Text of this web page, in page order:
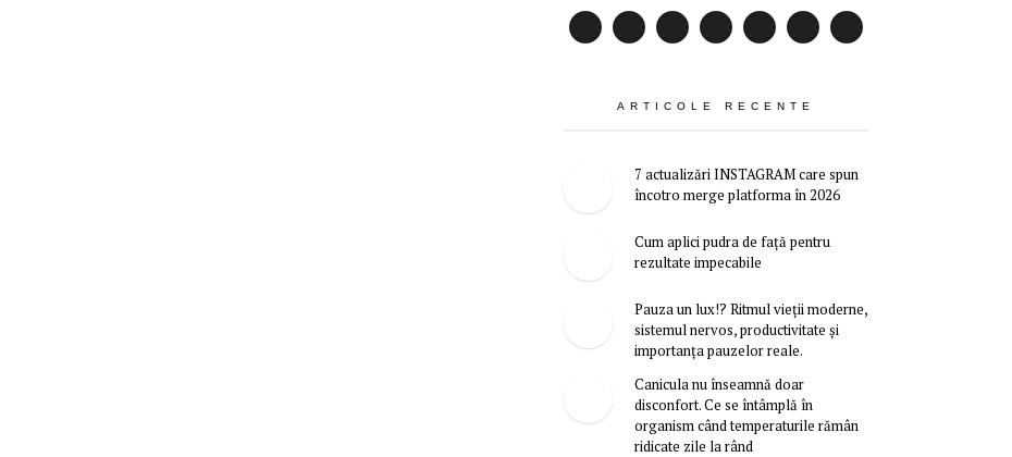
ARTICOLE RECENTE
7 actualizări INSTAGRAM care spun
încotro merge platforma în 2026
Cum aplici pudra de față pentru
rezultate impecabile
Pauza un lux!? Ritmul vieții moderne,
sistemul nervos, productivitate și
importanța pauzelor reale.
Canicula nu înseamnă doar
disconfort. Ce se întâmplă în
organism când temperaturile rămân
ridicate zile la rând